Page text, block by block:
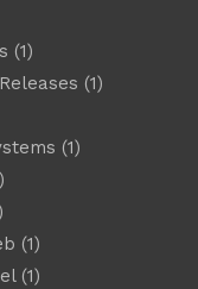
(1)
(1)
(1)
(1)
(1)